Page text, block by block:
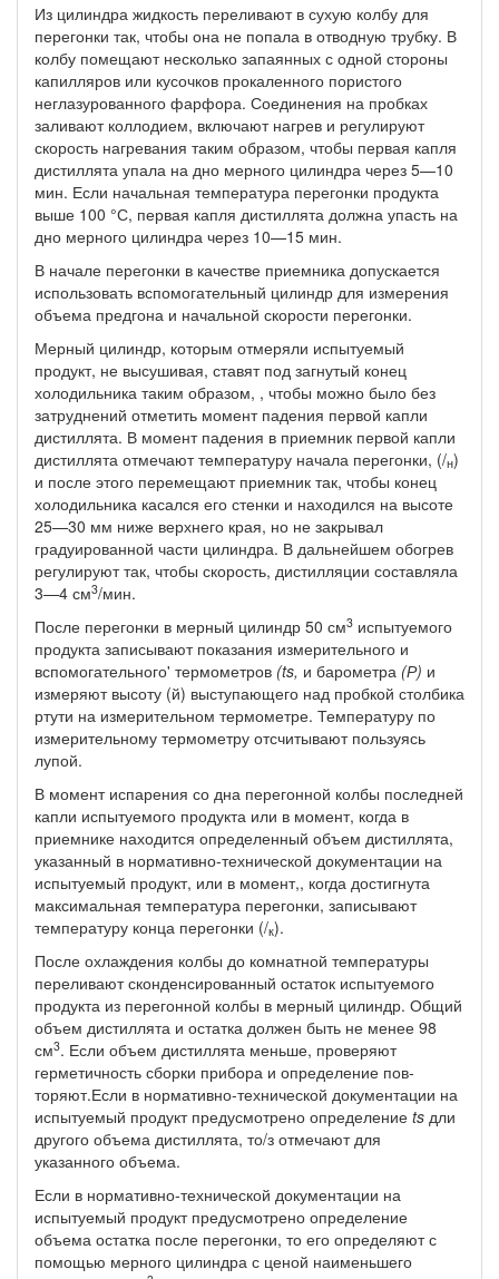
Из цилиндра жидкость переливают в сухую колбу для
пере­гонки так, чтобы она не попала в отводную трубку. В
колбу по­мещают несколько запаянных с одной стороны
капилляров или кусочков прокаленного пористого
неглазурованного фарфора. Со­единения на пробках
заливают коллодием, включают нагрев и регулируют
скорость нагревания таким образом, чтобы первая капля
дистиллята упала на дно мерного цилиндра через 5—10
мин. Если начальная температура перегонки продукта
вы­ше 100 °С, первая капля дистиллята должна упасть на
дно мер­ного цилиндра через 10—15 мин.
В начале перегонки в качестве приемника допускается
исполь­зовать вспомогательный цилиндр для измерения
объема предгона и начальной скорости перегонки.
Мерный цилиндр, которым отмеряли испытуемый
продукт, не высушивая, ставят под загнутый конец
холодильника таким обра­зом, , чтобы можно было без
затруднений отметить момент паде­ния первой капли
дистиллята. В момент падения в приемник пер­вой капли
дистиллята отмечают температуру начала перегонки, (/н)
и после этого перемещают приемник так, чтобы конец
холо­дильника касался его стенки и находился на высоте
25—30 мм ниже верхнего края, но не закрывал
градуированной части ци­линдра. В дальнейшем обогрев
регулируют так, чтобы скорость, дистилляции составляла
3—4 см3/мин.
После перегонки в мерный цилиндр 50 см3 испытуемого
про­дукта записывают показания измерительного и
вспомогательного' термометров (ts, и барометра (Р) и
измеряют высоту (й) вы­ступающего над пробкой столбика
ртути на измерительном тер­мометре. Температуру по
измерительному термометру отсчитыва­ют пользуясь
лупой.
В момент испарения со дна перегонной колбы последней
капли испытуемого продукта или в момент, когда в
приемнике находит­ся определенный объем дистиллята,
указанный в нормативно-тех­нической документации на
испытуемый продукт, или в момент,, когда достигнута
максимальная температура перегонки, записы­вают
температуру конца перегонки (/к).
После охлаждения колбы до комнатной температуры
перели­вают сконденсированный остаток испытуемого
продукта из пере­гонной колбы в мерный цилиндр. Общий
объем дистиллята и ос­татка должен быть не менее 98
см3. Если объем дистиллята мень­ше, проверяют
герметичность сборки прибора и определение пов­
торяют.Если в нормативно-технической документации на
испытуемый продукт предусмотрено определение ts дли
другого объема дис­тиллята, то/з отмечают для
указанного объема.
Если в нормативно-технической документации на
испытуемый продукт предусмотрено определение
объема остатка после пере­гонки, то его определяют с
помощью мерного цилиндра с ценой наименьшего